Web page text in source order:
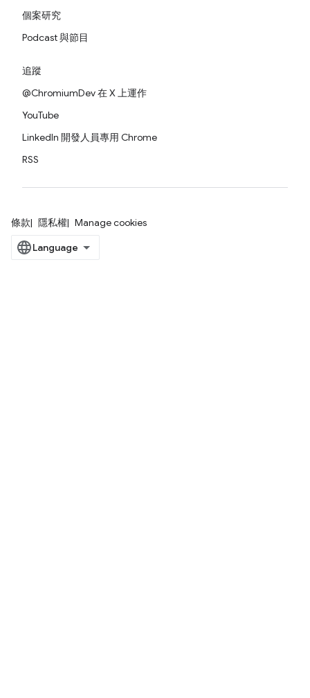
個案研究
Podcast 與節目
追蹤
@ChromiumDev 在 X 上運作
YouTube
LinkedIn 開發人員專用 Chrome
RSS
條款 隱私權 Manage cookies